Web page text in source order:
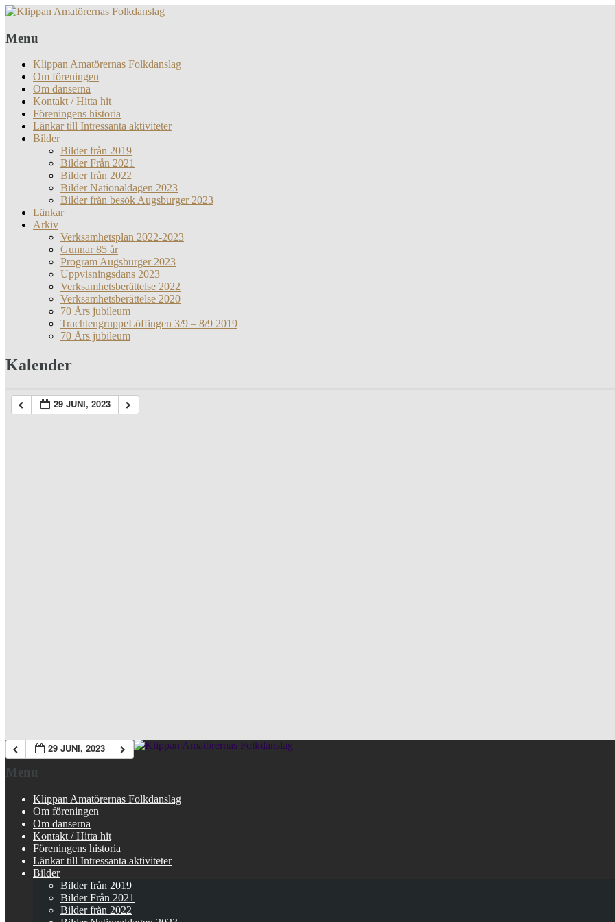
Menu
Klippan Amatörernas Folkdanslag
Om föreningen
Om danserna
Kontakt / Hitta hit
Föreningens historia
Länkar till Intressanta aktiviteter
Bilder
Bilder från 2019
Bilder Från 2021
Bilder från 2022
Bilder Nationaldagen 2023
Bilder från besök Augsburger 2023
Länkar
Arkiv
Verksamhetsplan 2022-2023
Gunnar 85 år
Program Augsburger 2023
Uppvisningsdans 2023
Verksamhetsberättelse 2022
Verksamhetsberättelse 2020
70 Års jubileum
TrachtengruppeLöffingen 3/9 – 8/9 2019
70 Års jubileum
Kalender
29 JUNI, 2023
29 JUNI, 2023
Menu
Klippan Amatörernas Folkdanslag
Om föreningen
Om danserna
Kontakt / Hitta hit
Föreningens historia
Länkar till Intressanta aktiviteter
Bilder
Bilder från 2019
Bilder Från 2021
Bilder från 2022